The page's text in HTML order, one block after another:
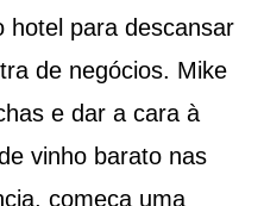
hotel para descansar
de negócios. Mike
e dar a cara à
vinho barato nas
começa uma